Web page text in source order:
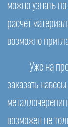
можно узнать
расчет
возможно
Уже на
заказать
возможен не